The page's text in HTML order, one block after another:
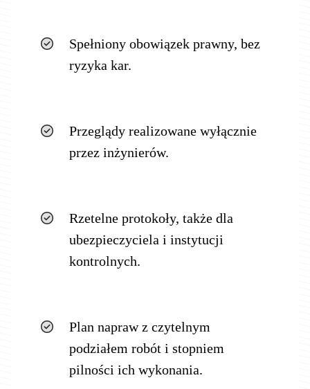
Spełniony obowiązek prawny, bez
ryzyka kar.
Przeglądy realizowane wyłącznie
przez inżynierów.
Rzetelne protokoły, także dla
ubezpieczyciela i instytucji
kontrolnych.
Plan napraw z czytelnym
podziałem robót i stopniem
pilności ich wykonania.